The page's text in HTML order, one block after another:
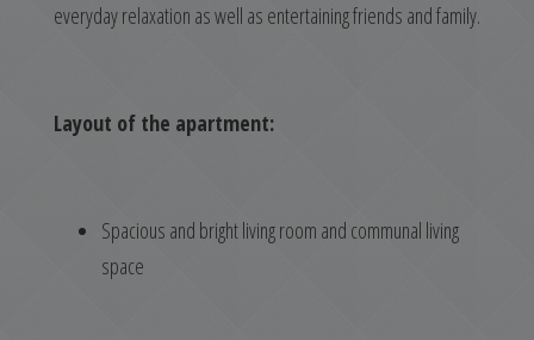
everyday relaxation as well as entertaining friends and family.
Layout of the apartment:
Spacious and bright living room and communal living
space